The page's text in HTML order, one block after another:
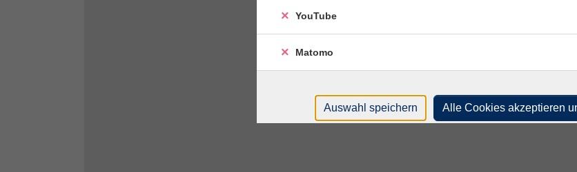
YouTube
Matomo
Auswahl speichern Alle Cookies akzeptieren